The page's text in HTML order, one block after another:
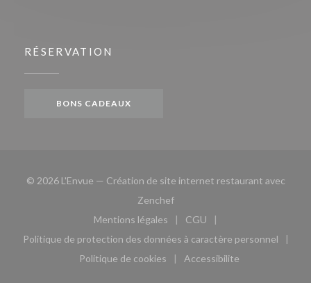
RÉSERVATION
BONS CADEAUX
© 2026 L'Envue — Création de site internet restaurant avec
Zenchef((ouvre une nouvelle fenêtre))
Mentions légales
((ouvre une nouvelle fenêtre))
CGU
((ouvre une nouvelle
Politique de protection des données à caractère personnel
((ouvre une nouvelle fenêtre))
Politique de cookies
((ouvre une nouvelle fenêtre))
Accessibilite